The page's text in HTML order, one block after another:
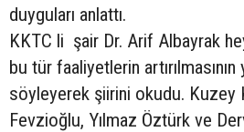
duyguları anlattı.
KKTC li şair Dr. Arif Albayrak
bu tür faaliyetlerin artırılmasının
söyleyerek şiirini okudu. Kuzey
Fevzioğlu, Yılmaz Öztürk ve